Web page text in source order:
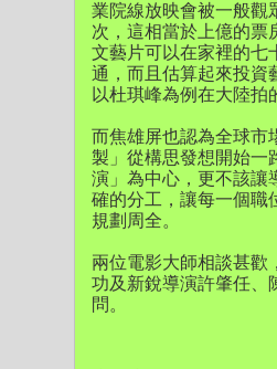
業院線放映會被一般觀
次，這相當於上億的票
文藝片可以在家裡的七
通，而且估算起來投資
以杜琪峰為例在大陸拍
而焦雄屏也認為全球市
製」從構思發想開始一
演」為中心，更不該讓
確的分工，讓每一個職
規劃周全。
兩位電影大師相談甚歡
功及新銳導演許肇任、
問。